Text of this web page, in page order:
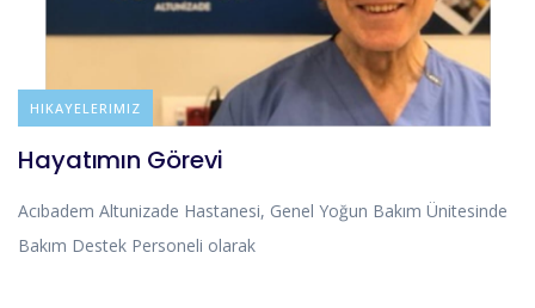
BLOG
HIKAYELERIMIZ
Hayatımın Görevi
Acıbadem Altunizade Hastanesi, Genel Yoğun Bakım Ünitesinde
Bakım Destek Personeli olarak